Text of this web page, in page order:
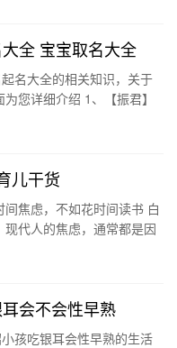
全 宝宝取名大全
名大全的相关知识，关于
您详细介绍 1、【振君】
儿干货
焦虑，不如花时间读书 白
代人的焦虑，通常都是因
会不会性早熟
孩吃银耳会性早熟的生活